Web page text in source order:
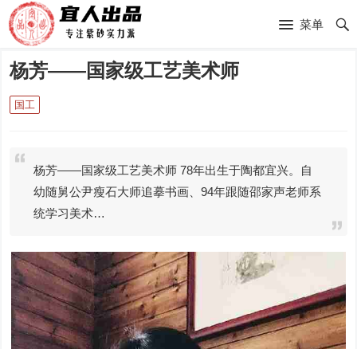
菜单
杨芳——国家级工艺美术师
国工
杨芳——国家级工艺美术师 78年出生于陶都宜兴。自
幼随舅公尹瘦石大师追摹书画、94年跟随邵家声老师系
统学习美术…